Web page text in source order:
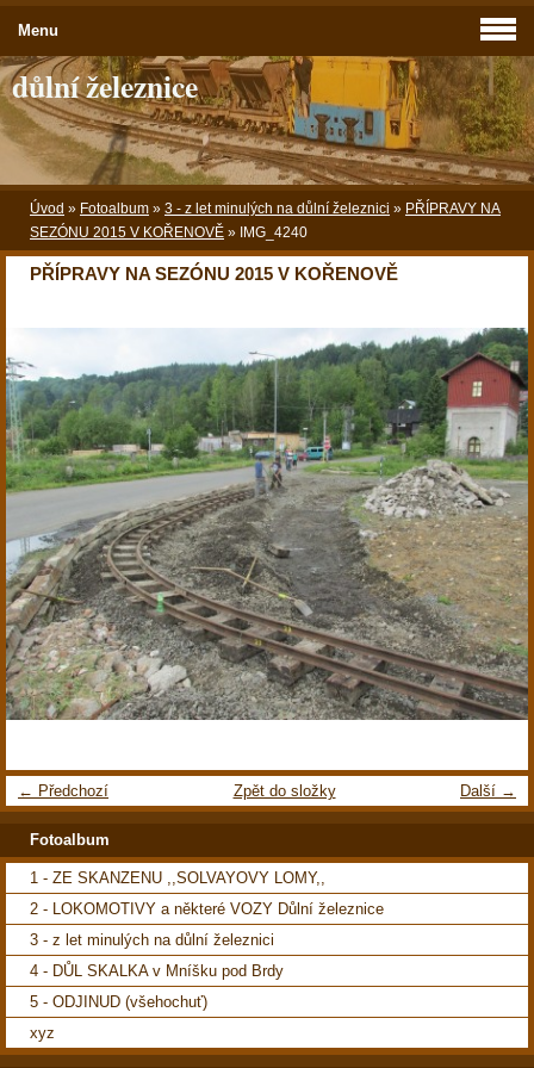
důlní železnice
Úvod » Fotoalbum » 3 - z let minulých na důlní železnici » PŘÍPRAVY NA
SEZÓNU 2015 V KOŘENOVĚ » IMG_4240
PŘÍPRAVY NA SEZÓNU 2015 V KOŘENOVĚ
← Předchozí Další →
Zpět do složky
Menu
Fotoalbum
1 - ZE SKANZENU ,,SOLVAYOVY LOMY,,
2 - LOKOMOTIVY a některé VOZY Důlní železnice
3 - z let minulých na důlní železnici
4 - DŮL SKALKA v Mníšku pod Brdy
5 - ODJINUD (všehochuť)
xyz